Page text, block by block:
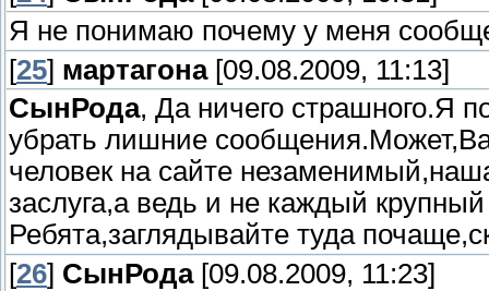
Я не понимаю почему у меня
[25] мартагона[09.08.2009, 11:13]
СынРода, Да ничего страшного.Я
убрать лишние
человек на сайте
заслуга,а ведь и не каждый
Ребята,заглядывайте туда
[26] СынРода[09.08.2009, 11:23]